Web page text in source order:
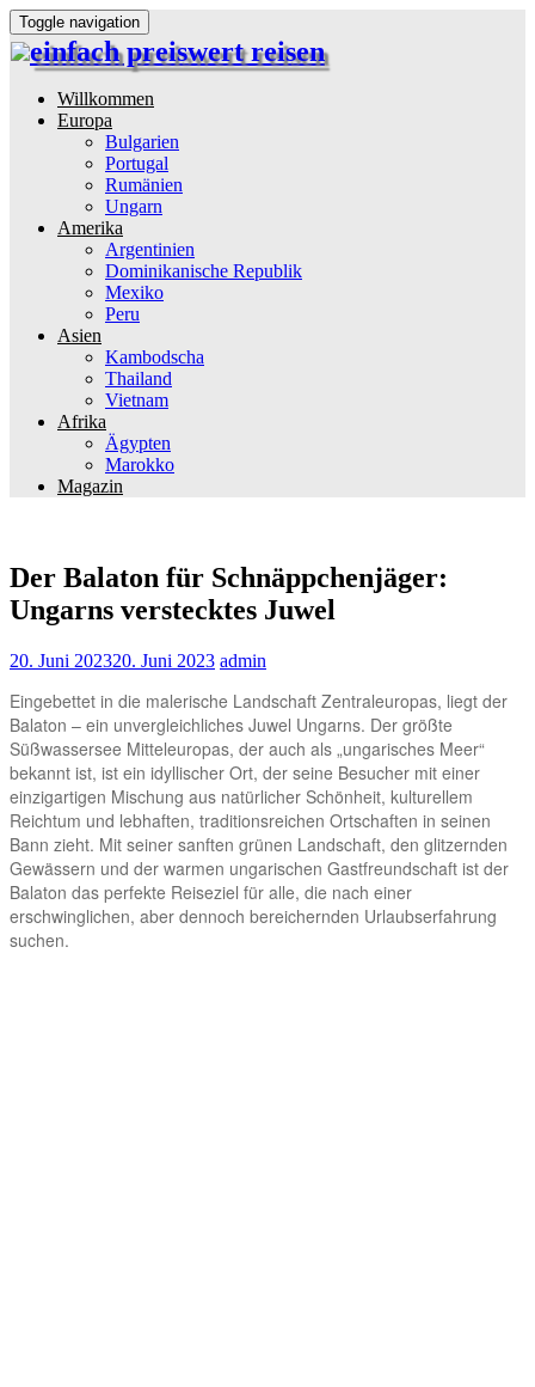
Toggle navigation
einfach preiswert reisen
Reiseinformationen und Reisetipps
Willkommen
Europa
Bulgarien
Portugal
Rumänien
Ungarn
Amerika
Argentinien
Dominikanische Republik
Mexiko
Peru
Asien
Kambodscha
Thailand
Vietnam
Afrika
Ägypten
Marokko
Magazin
Der Balaton für Schnäppchenjäger:
Ungarns verstecktes Juwel
20. Juni 202320. Juni 2023 admin
Eingebettet in die malerische Landschaft Zentraleuropas, liegt der
Balaton – ein unvergleichliches Juwel Ungarns. Der größte
Süßwassersee Mitteleuropas, der auch als „ungarisches Meer“
bekannt ist, ist ein idyllischer Ort, der seine Besucher mit einer
einzigartigen Mischung aus natürlicher Schönheit, kulturellem
Reichtum und lebhaften, traditionsreichen Ortschaften in seinen
Bann zieht. Mit seiner sanften grünen Landschaft, den glitzernden
Gewässern und der warmen ungarischen Gastfreundschaft ist der
Balaton das perfekte Reiseziel für alle, die nach einer
erschwinglichen, aber dennoch bereichernden Urlaubserfahrung
suchen.